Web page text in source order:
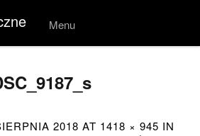
Menu
Skip to
2018 AT 1418 × 945 IN